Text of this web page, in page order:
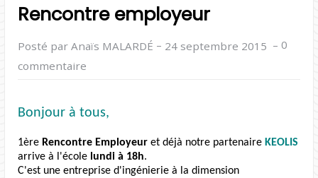
Rencontre employeur
Posté par Anaïs MALARDÉ – 24 septembre 2015 – 0
commentaire
Bonjour à tous,
1ère Rencontre Employeuret déjà notre partenaireKEOLIS
arrive à l'écolelundi à 18h.
C'est une entreprise d'ingénierie à la dimension